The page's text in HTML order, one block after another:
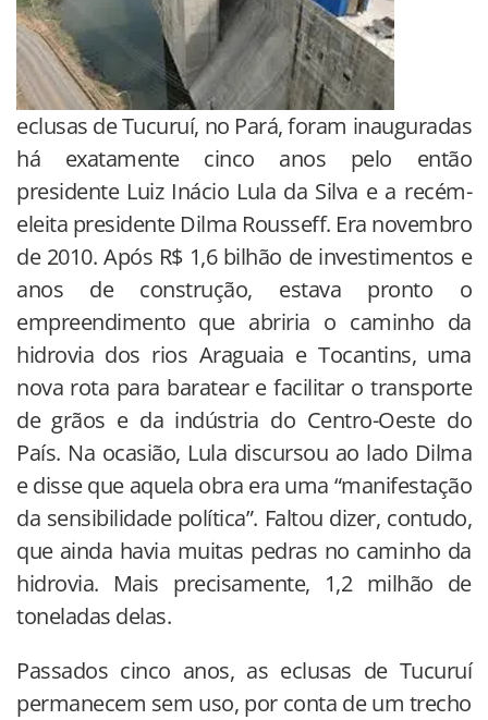
eclusas de Tucuruí, no Pará, foram inauguradas
há exatamente cinco anos pelo então
presidente Luiz Inácio Lula da Silva e a recém-
eleita presidente Dilma Rousseff. Era novembro
de 2010. Após R$ 1,6 bilhão de investimentos e
anos de construção, estava pronto o
empreendimento que abriria o caminho da
hidrovia dos rios Araguaia e Tocantins, uma
nova rota para baratear e facilitar o transporte
de grãos e da indústria do Centro-Oeste do
País. Na ocasião, Lula discursou ao lado Dilma
e disse que aquela obra era uma “manifestação
da sensibilidade política”. Faltou dizer, contudo,
que ainda havia muitas pedras no caminho da
hidrovia. Mais precisamente, 1,2 milhão de
toneladas delas.
Passados cinco anos, as eclusas de Tucuruí
permanecem sem uso, por conta de um trecho